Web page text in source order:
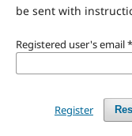
be sent with
Registered user's email*
Register